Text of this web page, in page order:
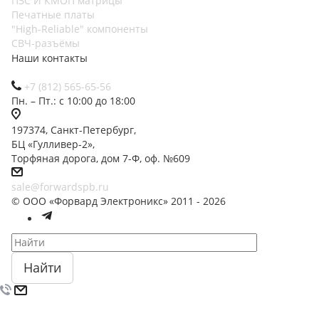
Печатные платы
"High-Reliable" компоненты
СВЧ-разъёмы
Наши контакты
+7 (812) 565-65-56
Пн. – Пт.: с 10:00 до 18:00
197374, Санкт-Петербург,
БЦ «Гулливер-2»,
Торфяная дорога, дом 7-Ф, оф. №609
sale@forwardspb.ru
© ООО «Форвард Электроникс» 2011 - 2026
Найти